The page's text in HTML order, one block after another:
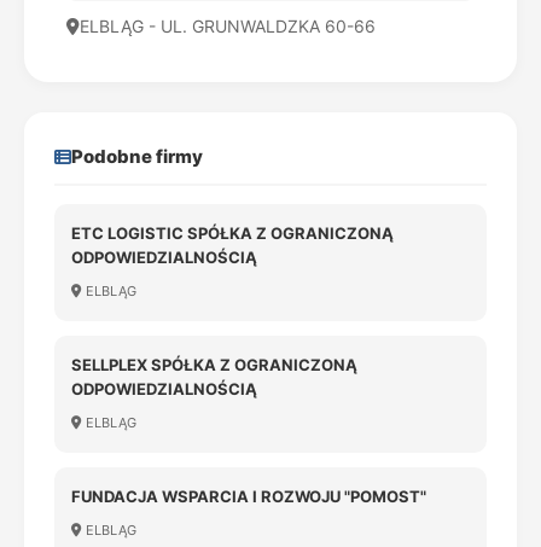
ELBLĄG - UL. GRUNWALDZKA 60-66
Podobne firmy
ETC LOGISTIC SPÓŁKA Z OGRANICZONĄ
ODPOWIEDZIALNOŚCIĄ
ELBLĄG
SELLPLEX SPÓŁKA Z OGRANICZONĄ
ODPOWIEDZIALNOŚCIĄ
ELBLĄG
FUNDACJA WSPARCIA I ROZWOJU "POMOST"
ELBLĄG